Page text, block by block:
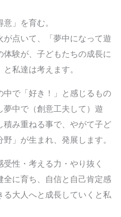
」を育む。
点いて、「夢中になって遊
験が、子どもたちの成長に
私達は考えます。
中で「好き！」と感じるもの
夢中で（創意工夫して）遊
み重ねる事で、やがて子ど
」が生まれ、発展します。
性・考える力・やり抜く
全に育ち、自信と自己肯定感
る大人へと成長していくと私